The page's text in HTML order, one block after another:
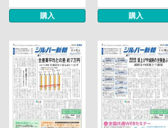
購入 購入